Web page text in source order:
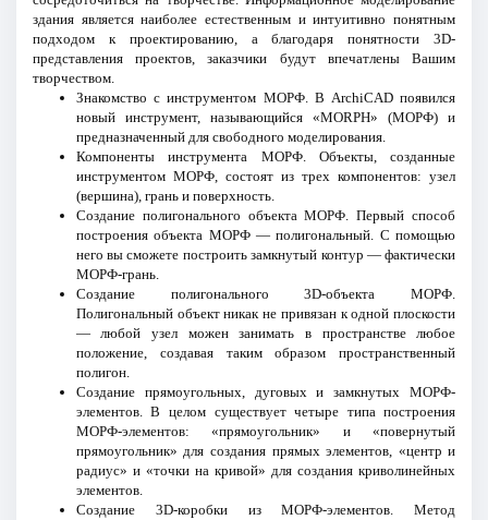
здания является наиболее естественным и интуитивно понятным
подходом к проектированию, а благодаря понятности 3D-
представления проектов, заказчики будут впечатлены Вашим
творчеством.
Знакомство с инструментом МОРФ. В ArchiCAD появился
новый инструмент, называющийся «MORPH» (МОРФ) и
предназначенный для свободного моделирования.
Компоненты инструмента МОРФ. Объекты, созданные
инструментом МОРФ, состоят из трех компонентов: узел
(вершина), грань и поверхность.
Создание полигонального объекта МОРФ. Первый способ
построения объекта МОРФ — полигональный. С помощью
него вы сможете построить замкнутый контур — фактически
МОРФ-грань.
Создание полигонального 3D-объекта МОРФ.
Полигональный объект никак не привязан к одной плоскости
— любой узел можен занимать в пространстве любое
положение, создавая таким образом пространственный
полигон.
Создание прямоугольных, дуговых и замкнутых МОРФ-
элементов. В целом существует четыре типа построения
МОРФ-элементов: «прямоугольник» и «повернутый
прямоугольник» для создания прямых элементов, «центр и
радиус» и «точки на кривой» для создания криволинейных
элементов.
Создание 3D-коробки из МОРФ-элементов. Метод